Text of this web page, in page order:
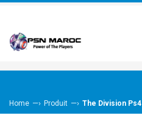
Home —› Produit —› The Division Ps4